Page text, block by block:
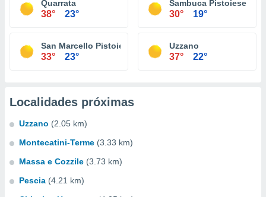
Quarrata
38° 23°
Sambuca Pistoiese
30° 19°
San Marcello Pistoiese
33° 23°
Uzzano
37° 22°
Localidades próximas
Uzzano (2.05 km)
Montecatini-Terme (3.33 km)
Massa e Cozzile (3.73 km)
Pescia (4.21 km)